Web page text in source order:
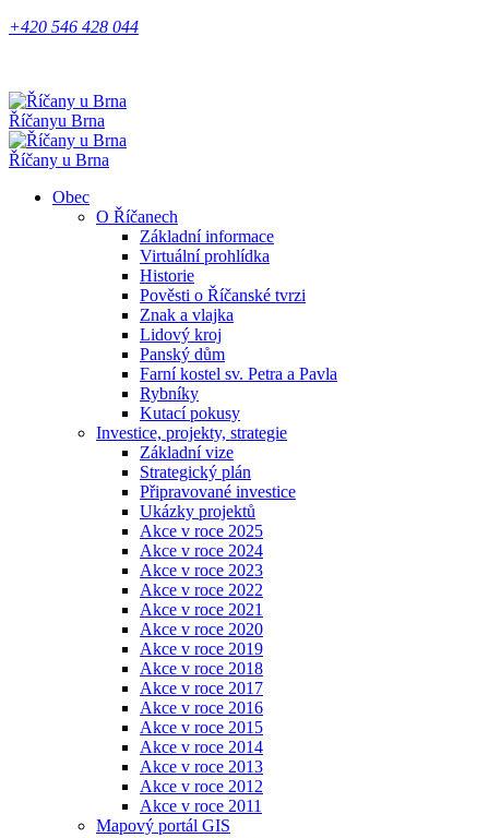
+420 546 428 044
Říčanyu Brna
Říčany u Brna
Obec
O Říčanech
Základní informace
Virtuální prohlídka
Historie
Pověsti o Říčanské tvrzi
Znak a vlajka
Lidový kroj
Panský dům
Farní kostel sv. Petra a Pavla
Rybníky
Kutací pokusy
Investice, projekty, strategie
Základní vize
Strategický plán
Připravované investice
Ukázky projektů
Akce v roce 2025
Akce v roce 2024
Akce v roce 2023
Akce v roce 2022
Akce v roce 2021
Akce v roce 2020
Akce v roce 2019
Akce v roce 2018
Akce v roce 2017
Akce v roce 2016
Akce v roce 2015
Akce v roce 2014
Akce v roce 2013
Akce v roce 2012
Akce v roce 2011
Mapový portál GIS